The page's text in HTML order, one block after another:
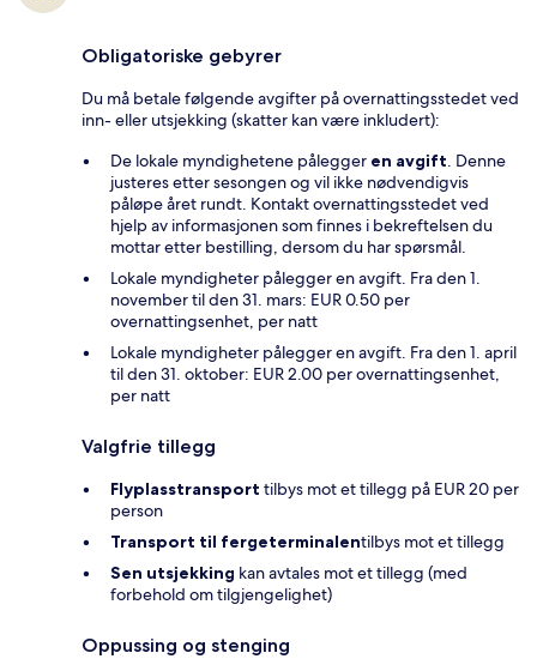
Obligatoriske gebyrer
Du må betale følgende avgifter på overnattingsstedet ved
inn- eller utsjekking (skatter kan være inkludert):
De lokale myndighetene pålegger en avgift. Denne
justeres etter sesongen og vil ikke nødvendigvis
påløpe året rundt. Kontakt overnattingsstedet ved
hjelp av informasjonen som finnes i bekreftelsen du
mottar etter bestilling, dersom du har spørsmål.
Lokale myndigheter pålegger en avgift. Fra den 1.
november til den 31. mars: EUR 0.50 per
overnattingsenhet, per natt
Lokale myndigheter pålegger en avgift. Fra den 1. april
til den 31. oktober: EUR 2.00 per overnattingsenhet,
per natt
Valgfrie tillegg
Flyplasstransport tilbys mot et tillegg på EUR 20 per
person
Transport til fergeterminalentilbys mot et tillegg
Sen utsjekking kan avtales mot et tillegg (med
forbehold om tilgjengelighet)
Oppussing og stenging